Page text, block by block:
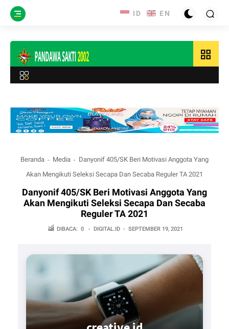
grid_view
Beranda Media
Danyonif 405/SK Beri Motivasi Anggota Yang
Akan Mengikuti Seleksi Secapa Dan Secaba Reguler TA 2021
Danyonif 405/SK Beri Motivasi Anggota Yang
Akan Mengikuti Seleksi Secapa Dan Secaba
Reguler TA 2021
DIBACA: 0 - DIGITAL.ID - SEPTEMBER 19, 2021